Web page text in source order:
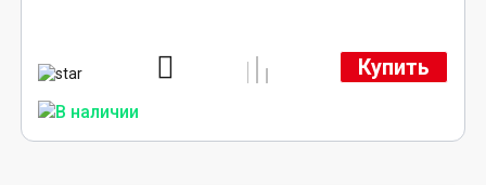
Купить